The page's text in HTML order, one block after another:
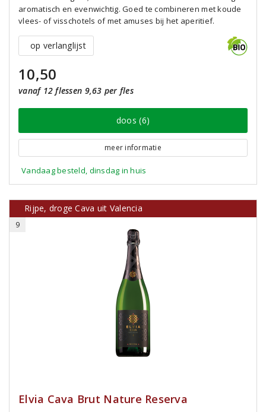
aromatisch en evenwichtig. Goed te combineren met koude
vlees- of visschotels of met amuses bij het aperitief.
op verlanglijst
10,50
vanaf 12 flessen 9,63 per fles
doos (6)
meer informatie
Vandaag besteld, dinsdag in huis
Rijpe, droge Cava uit Valencia
9
Elvia Cava Brut Nature Reserva